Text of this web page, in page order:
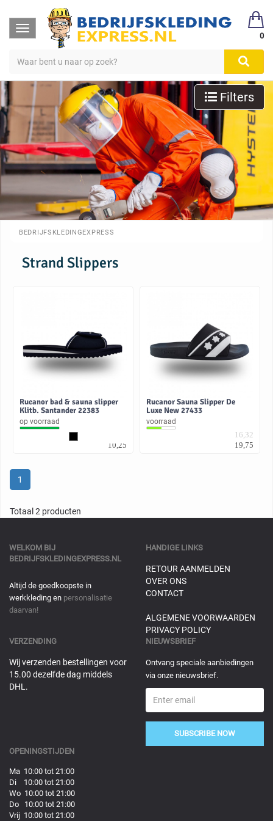
Toggle
navigation
0
BEDRIJFSKLEDINGEXPRESS
Filters
Strand Slippers
Rucanor bad & sauna slipper
Klitb. Santander 22383
op voorraad
10,25
Rucanor Sauna Slipper De
Luxe New 27433
voorraad
16,32
19,75
1
Totaal 2 producten
WELKOM BIJ
BEDRIJFSKLEDINGEXPRESS.NL
Altijd de goedkoopste in
werkkleding en personalisatie
daarvan!
HANDIGE LINKS
RETOUR AANMELDEN
OVER ONS
CONTACT
ALGEMENE VOORWAARDEN
PRIVACY POLICY
VERZENDING
Wij verzenden bestellingen voor
15.00 dezelfde dag middels
DHL.
NIEUWSBRIEF
Ontvang speciale aanbiedingen
via onze nieuwsbrief.
SUBSCRIBE NOW
OPENINGSTIJDEN
Ma 10:00 tot 21:00
Di 10:00 tot 21:00
Wo 10:00 tot 21:00
Do 10:00 tot 21:00
Vrij 10:00 tot 21:00